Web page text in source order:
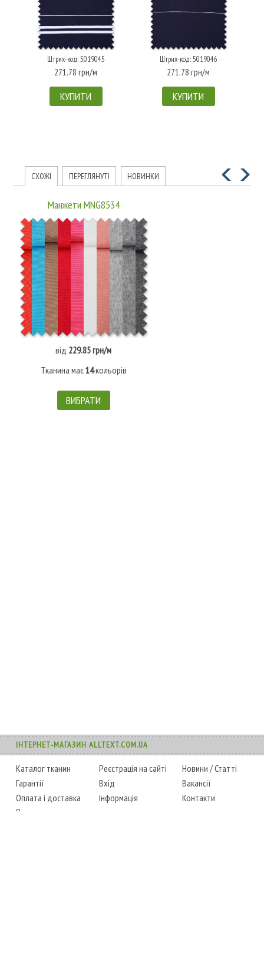
Штрих-код: 5019045
271.78 грн/м
КУПИТИ
Штрих-код: 5019046
271.78 грн/м
КУПИТИ
СХОЖІ ПЕРЕГЛЯНУТІ НОВИНКИ
Манжети MNG8534
від 229.85 грн/м
Тканина має14кольорів
ВИБРАТИ
ІНТЕРНЕТ-МАГАЗИН ALLTEXT.COM.UA
Каталог тканин
Гарантії
Оплата і доставка
Повернення товару
Реєстрація на сайті
Вхід
Інформація
Новини /Статті
Вакансії
Контакти